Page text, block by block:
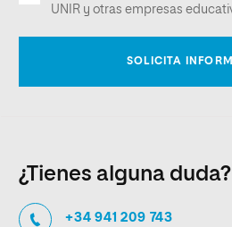
¿Tienes alguna duda?
+34 941 209 743